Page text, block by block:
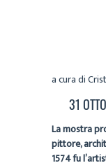
a cura di
31
La mostra
pittore,
1574 fu